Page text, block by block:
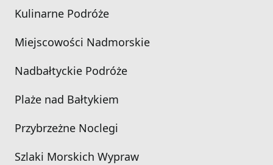
Kulinarne Podróże
Miejscowości Nadmorskie
Nadbałtyckie Podróże
Plaże nad Bałtykiem
Przybrzeżne Noclegi
Szlaki Morskich Wypraw